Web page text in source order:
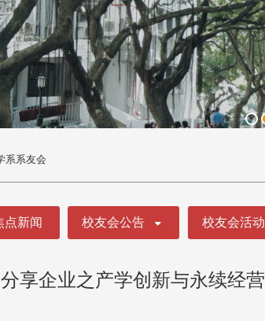
系系友会
点新闻 校友会公告 校友会活动
享企业之产学创新与永续经营